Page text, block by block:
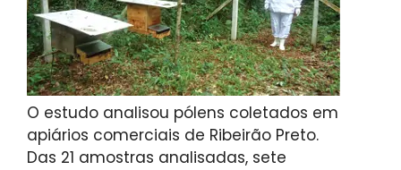
O estudo analisou pólens coletados em
apiários comerciais de Ribeirão Preto.
Das 21 amostras analisadas, sete